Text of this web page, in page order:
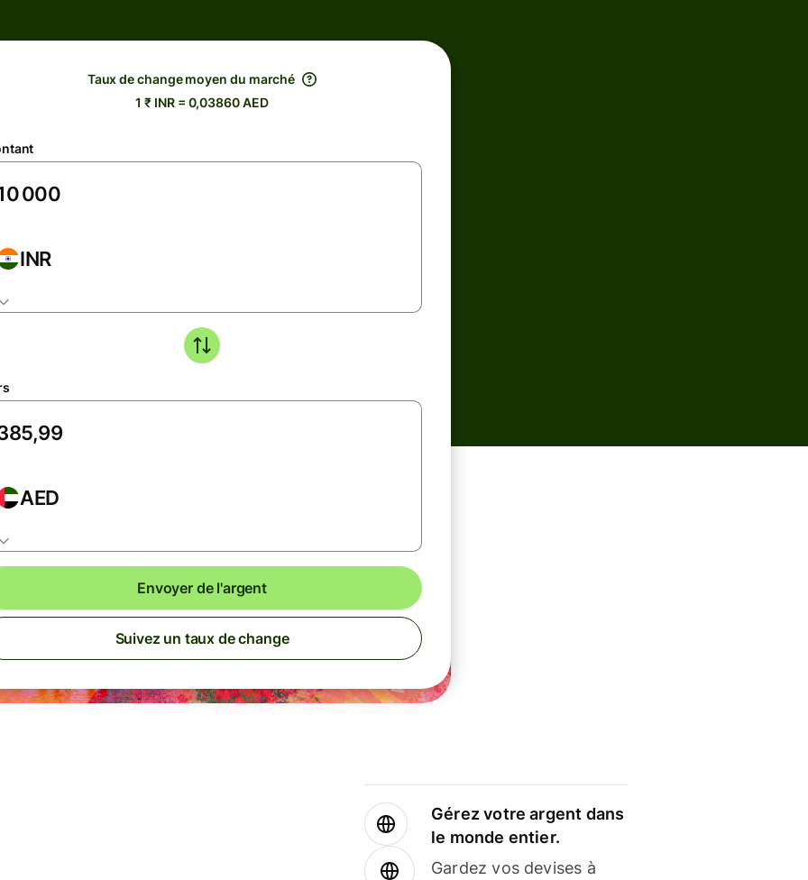
Taux de change moyen du marché
1 ₹ INR = 0,03860 AED
INR
AED
Envoyer de l'argent
Suivez un taux de change
Gérez votre argent dans
le monde entier.
Gardez vos devises à